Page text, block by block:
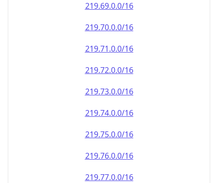
219.69.0.0/16
219.70.0.0/16
219.71.0.0/16
219.72.0.0/16
219.73.0.0/16
219.74.0.0/16
219.75.0.0/16
219.76.0.0/16
219.77.0.0/16